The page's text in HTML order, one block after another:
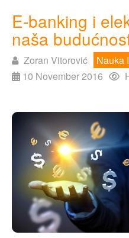
E-banking i
naša
Zoran Vitorović
Nauka
10 November 2016